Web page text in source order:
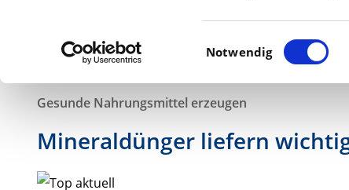
Einwilligungsauswahl
Notwendig
Gesunde Nahrungsmittel erzeugen
Mineraldünger liefern